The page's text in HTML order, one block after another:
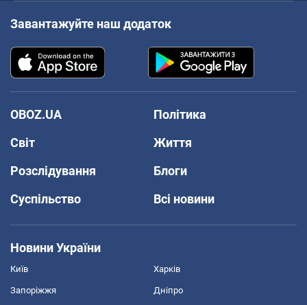
Завантажуйте наш додаток
OBOZ.UA
Політика
Світ
Життя
Розслідування
Блоги
Суспільство
Всі новини
Новини України
Київ Харків
Запоріжжя Дніпро